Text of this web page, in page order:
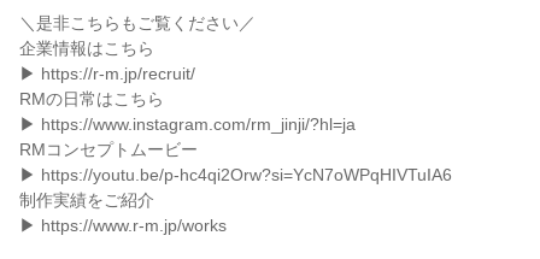
＼是非こちらもご覧ください／
企業情報はこちら
▶ https://r-m.jp/recruit/
RMの日常はこちら
▶ https://www.instagram.com/rm_jinji/?hl=ja
RMコンセプトムービー
▶ https://youtu.be/p-hc4qi2Orw?si=YcN7oWPqHIVTuIA6
制作実績をご紹介
▶ https://www.r-m.jp/works